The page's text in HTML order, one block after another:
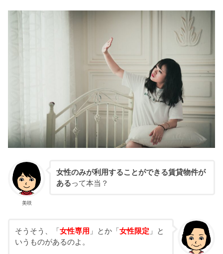
美咲
女性のみが利用することができる賃貸物件が
あるって本当？
そうそう、「 女性専用 」とか「 女性限定 」と
いうものがあるのよ。